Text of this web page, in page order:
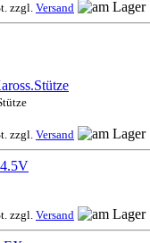
zzgl. Versand
zzgl. Versand
zzgl. Versand